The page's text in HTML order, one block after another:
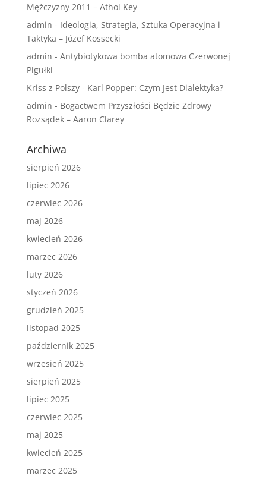
Mężczyzny 2011 – Athol Key
admin - Ideologia, Strategia, Sztuka Operacyjna i
Taktyka – Józef Kossecki
admin - Antybiotykowa bomba atomowa Czerwonej
Pigułki
Kriss z Polszy- Karl Popper: Czym Jest Dialektyka?
admin - Bogactwem Przyszłości Będzie Zdrowy
Rozsądek – Aaron Clarey
Archiwa
sierpień 2026
lipiec 2026
czerwiec 2026
maj 2026
kwiecień 2026
marzec 2026
luty 2026
styczeń 2026
grudzień 2025
listopad 2025
październik 2025
wrzesień 2025
sierpień 2025
lipiec 2025
czerwiec 2025
maj 2025
kwiecień 2025
marzec 2025